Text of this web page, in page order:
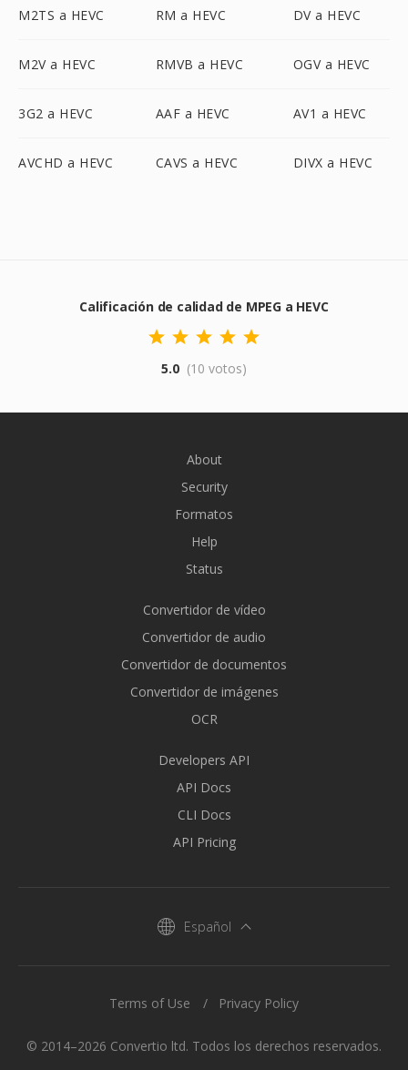
M2TS a HEVC RM a HEVC DV a HEVC
M2V a HEVC RMVB a HEVC OGV a HEVC
3G2 a HEVC AAF a HEVC AV1 a HEVC
AVCHD a HEVC CAVS a HEVC DIVX a HEVC
Calificación de calidad de MPEG a HEVC
5.0 (10 votos)
About
Security
Formatos
Help
Status
Convertidor de vídeo
Convertidor de audio
Convertidor de documentos
Convertidor de imágenes
OCR
Developers API
API Docs
CLI Docs
API Pricing
Español
© 2014–2026 Convertio ltd. Todos los derechos reservados.
Terms of Use Privacy Policy